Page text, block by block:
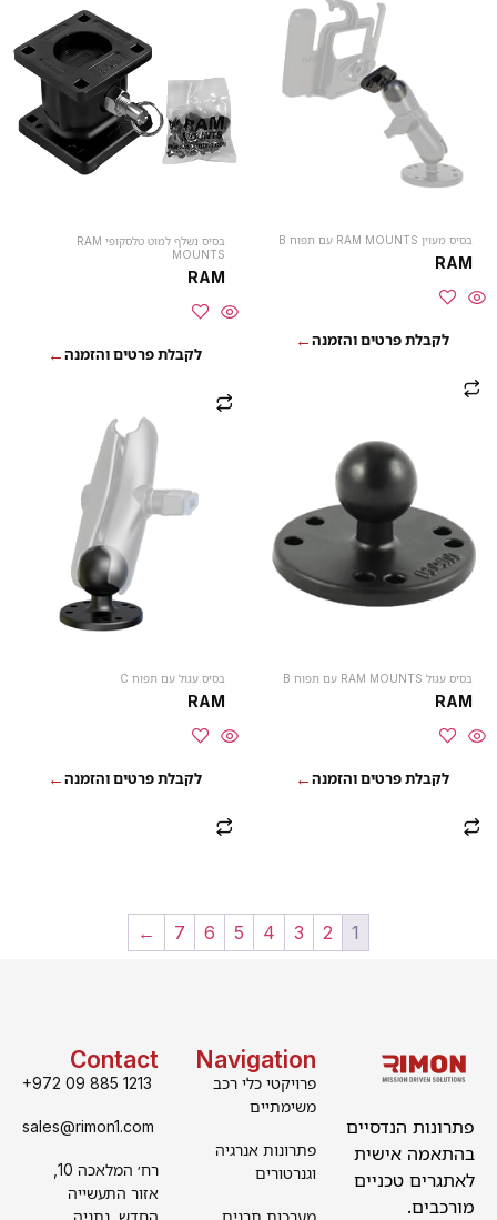
בסיס מעוין RAM MOUNTS עם תפוח B
RAM
בסיס נשלף למוט טלסקופי RAM
MOUNTS
RAM
בסיס עגול RAM MOUNTS עם תפוח B
RAM
בסיס עגול עם תפוח C
RAM
1
2
3
4
5
6
7
←
Contact
+972 09 885 1213
sales@rimon1.com
אזור התעשייה
החדש, נתניה
Navigation
פרויקטי כלי רכב
משימתיים
פתרונות אנרגיה
וגנרטורים
מערכות תרנים
פתרונות הנדסיים
בהתאמה אישית
לאתגרים טכניים
מורכבים.